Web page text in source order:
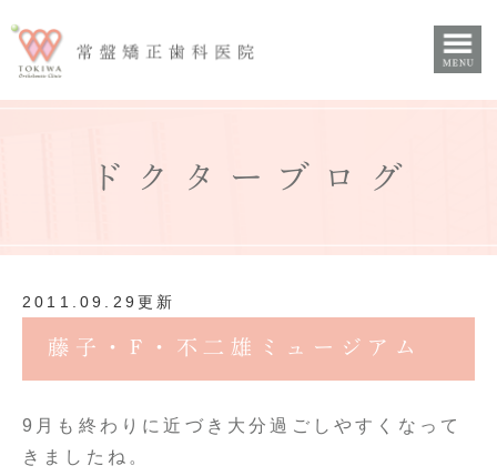
ドクターブログ
2011.09.29更新
藤子・F・不二雄ミュージアム
9月も終わりに近づき大分過ごしやすくなって
きましたね。